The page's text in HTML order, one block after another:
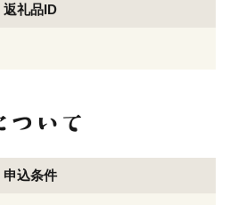
返礼品ID
申込条件